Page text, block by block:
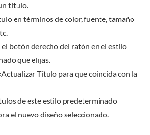
título.
en términos de color, fuente, tamaño
el botón derecho del ratón en el estilo
que elijas.
Título para que coincida con la
de este estilo predeterminado
el nuevo diseño seleccionado.